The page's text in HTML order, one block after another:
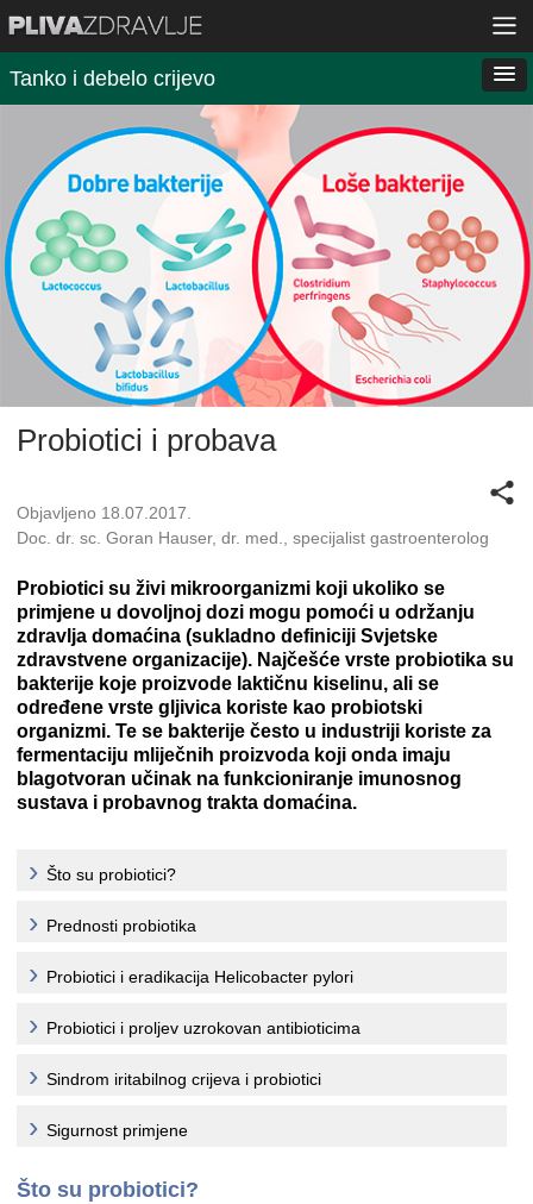
Tanko i debelo crijevo
Probiotici i probava
Objavljeno 18.07.2017.
Doc. dr. sc. Goran Hauser, dr. med., specijalist gastroenterolog
Probiotici su živi mikroorganizmi koji ukoliko se
primjene u dovoljnoj dozi mogu pomoći u održanju
zdravlja domaćina (sukladno definiciji Svjetske
zdravstvene organizacije). Najčešće vrste probiotika su
bakterije koje proizvode laktičnu kiselinu, ali se
određene vrste gljivica koriste kao probiotski
organizmi. Te se bakterije često u industriji koriste za
fermentaciju mliječnih proizvoda koji onda imaju
blagotvoran učinak na funkcioniranje imunosnog
sustava i probavnog trakta domaćina.
Što su probiotici?
Prednosti probiotika
Probiotici i eradikacija Helicobacter pylori
Probiotici i proljev uzrokovan antibioticima
Sindrom iritabilnog crijeva i probiotici
Sigurnost primjene
Što su probiotici?